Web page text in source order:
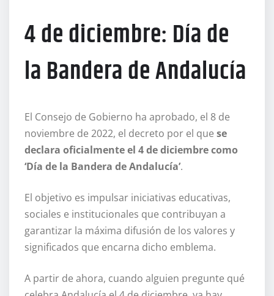
4 de diciembre: Día de
la Bandera de Andalucía
El Consejo de Gobierno ha aprobado, el 8 de
noviembre de 2022, el decreto por el que se
declara oficialmente el 4 de diciembre como
‘Día de la Bandera de Andalucía’.
El objetivo es impulsar iniciativas educativas,
sociales e institucionales que contribuyan a
garantizar la máxima difusión de los valores y
significados que encarna dicho emblema.
A partir de ahora, cuando alguien pregunte qué